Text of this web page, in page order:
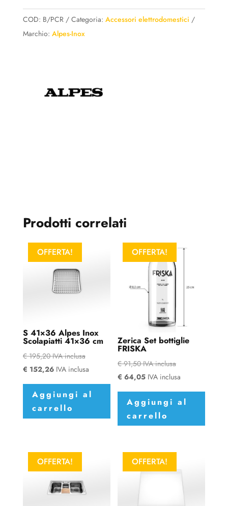
Piastra
cottura
COD: B/PCR Categoria: Accessori elettrodomestici
Marchio: Alpes-Inox
Prodotti correlati
OFFERTA!
S 41×36 Alpes Inox
Scolapiatti 41×36 cm
€195,20 IVA inclusa
€ 152,26 IVA inclusa
Aggiungi al
carrello
OFFERTA!
Zerica Set bottiglie
FRISKA
€91,50 IVA inclusa
€ 64,05 IVA inclusa
Aggiungi al
carrello
OFFERTA! OFFERTA!